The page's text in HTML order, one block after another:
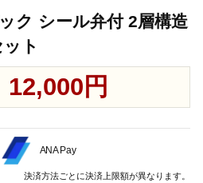
ク シール弁付 2層構造
ト
12,000円
ANA Pay
決済方法ごとに決済上限額が異なります。